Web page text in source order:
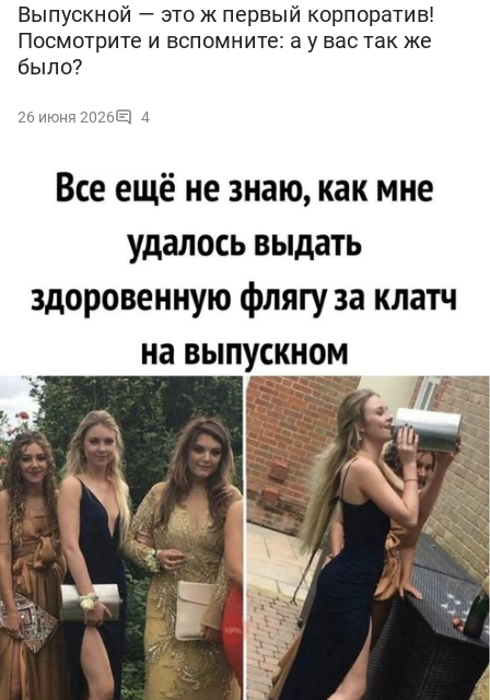
Выпускной — это ж первый корпоратив!
Посмотрите и вспомните: а у вас так же
было?
26 июня 2026 4